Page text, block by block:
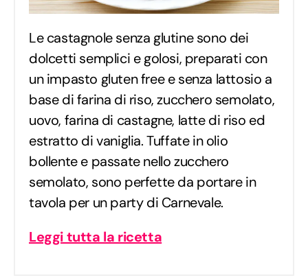
Le castagnole senza glutine sono dei
dolcetti semplici e golosi, preparati con
un impasto gluten free e senza lattosio a
base di farina di riso, zucchero semolato,
uovo, farina di castagne, latte di riso ed
estratto di vaniglia. Tuffate in olio
bollente e passate nello zucchero
semolato, sono perfette da portare in
tavola per un party di Carnevale.
Leggi tutta la ricetta